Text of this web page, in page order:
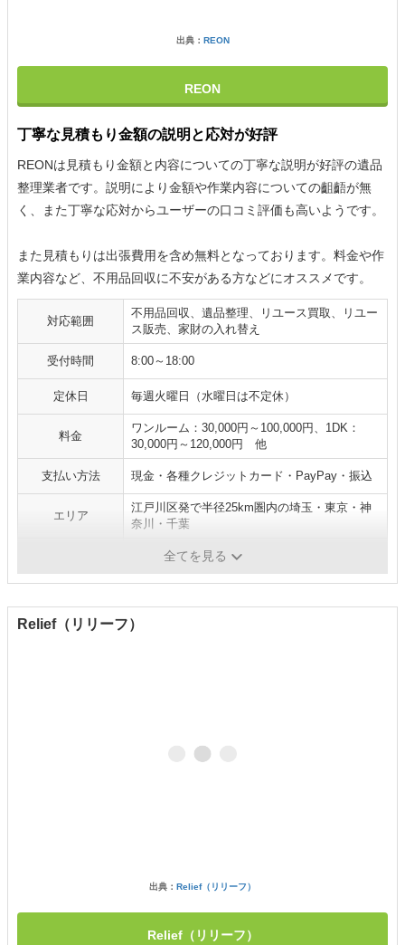
出典： REON
REON
丁寧な見積もり金額の説明と応対が好評
REONは見積もり金額と内容についての丁寧な説明が好評の遺品
整理業者です。説明により金額や作業内容についての齟齬が無
く、また丁寧な応対からユーザーの口コミ評価も高いようです。
また見積もりは出張費用を含め無料となっております。料金や作
業内容など、不用品回収に不安がある方などにオススメです。
対応範囲
不用品回収、遺品整理、リユース買取、リユー
ス販売、家財の入れ替え
受付時間 8:00～18:00
定休日 毎週火曜日（水曜日は不定休）
料金
ワンルーム：30,000円～100,000円、1DK：
30,000円～120,000円 他
支払い方法 現金・各種クレジットカード・PayPay・振込
エリア
江戸川区発で半径25km圏内の埼玉・東京・神
奈川・千葉
全てを見る
Relief（リリーフ）
出典： Relief（リリーフ）
Relief（リリーフ）